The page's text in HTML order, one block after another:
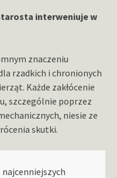
interweniuje w
znaczeniu
rzadkich i chronionych
Każde zakłócenie
szczególnie poprzez
niesie ze
skutki.